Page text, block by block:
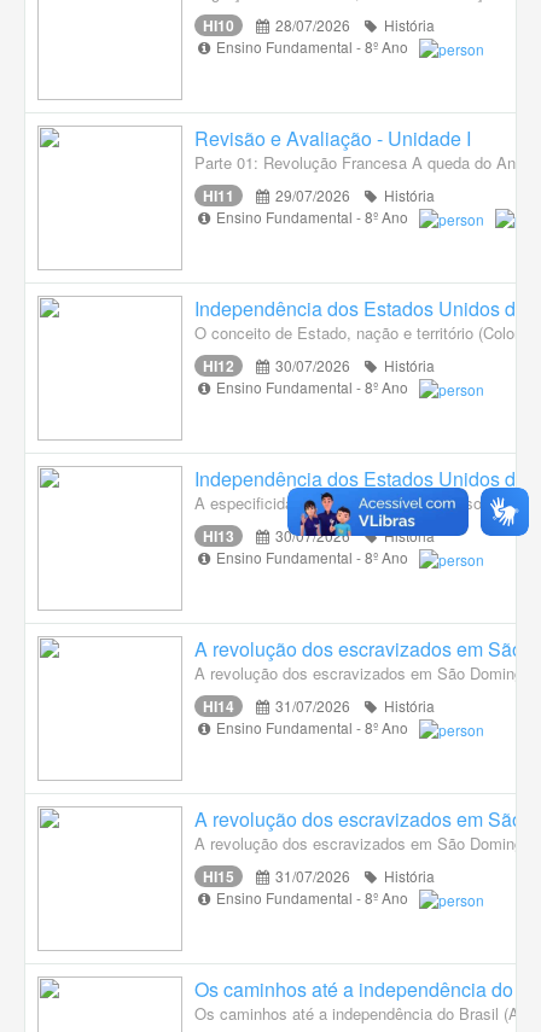
HI10 28/07/2026
História
Ensino Fundamental - 8º Ano
Revisão e Avaliação - Unidade I
Parte 01: Revolução Francesa A queda do
HI11 29/07/2026
História
Ensino Fundamental - 8º Ano
Independência dos Estados Unidos da
O conceito de Estado, nação e território
HI12 30/07/2026
História
Ensino Fundamental - 8º Ano
Independência dos Estados Unidos da
A especificidades dos diversos processos de
HI13 30/07/2026
História
Ensino Fundamental - 8º Ano
A revolução dos escravizados em São
A revolução dos escravizados em São
HI14 31/07/2026
História
Ensino Fundamental - 8º Ano
A revolução dos escravizados em São
A revolução dos escravizados em São
HI15 31/07/2026
História
Ensino Fundamental - 8º Ano
Os caminhos até a independência do
Os caminhos até a independência do Brasil (A